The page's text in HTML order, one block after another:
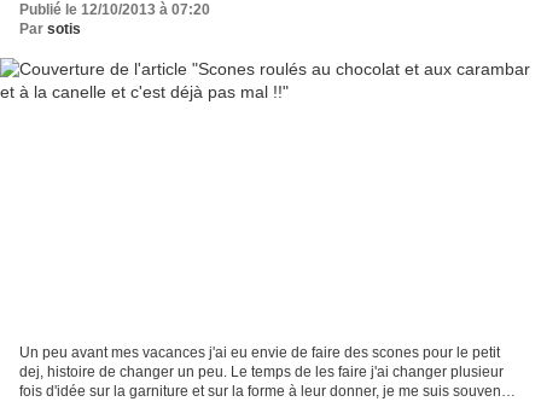
Publié le 12/10/2013 à 07:20
Par sotis
Un peu avant mes vacances j'ai eu envie de faire des scones pour le petit
dej, histoire de changer un peu. Le temps de les faire j'ai changer plusieur
fois d'idée sur la garniture et sur la forme à leur donner, je me suis souvenue